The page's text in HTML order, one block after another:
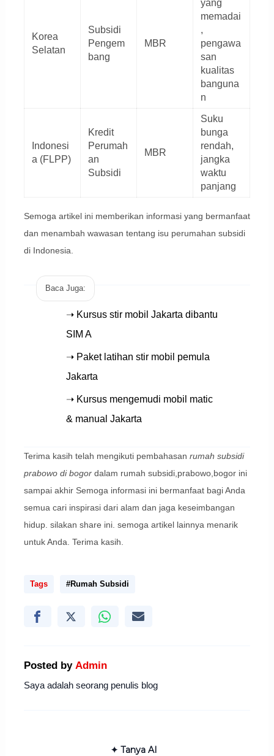
Korea
Selatan
Subsidi
Pengem
bang
MBR
yang
memadai
,
pengawa
san
kualitas
banguna
n
Indonesi
a (FLPP)
Kredit
Perumah
an
Subsidi
MBR
Suku
bunga
rendah,
jangka
waktu
panjang
Semoga artikel ini memberikan informasi yang bermanfaat
dan menambah wawasan tentang isu perumahan subsidi
di Indonesia.
Baca Juga:
➝ Kursus stir mobil Jakarta dibantu
SIM A
➝ Paket latihan stir mobil pemula
Jakarta
➝ Kursus mengemudi mobil matic
& manual Jakarta
Terima kasih telah mengikuti pembahasan rumah subsidi
prabowo di bogordalam rumah subsidi,prabowo,bogor ini
sampai akhir Semoga informasi ini bermanfaat bagi Anda
semua cari inspirasi dari alam dan jaga keseimbangan
hidup. silakan share ini. semoga artikel lainnya menarik
untuk Anda. Terima kasih.
Tags #Rumah Subsidi
Posted by Admin
Saya adalah seorang penulis blog
✦ Tanya AI